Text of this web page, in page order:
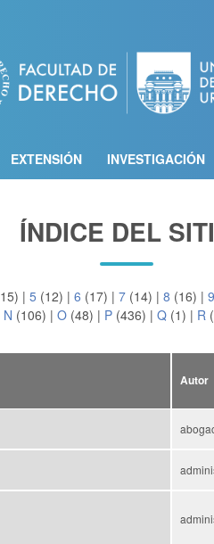
contenido
principal
EXTENSIÓN INVESTIGACIÓN
ÍNDICE DEL
| 5 (12) | 6 (17) | 7 (14) | 8 (16) | 9
N (106) | O (48) | P (436) | Q (1) | R
Autor